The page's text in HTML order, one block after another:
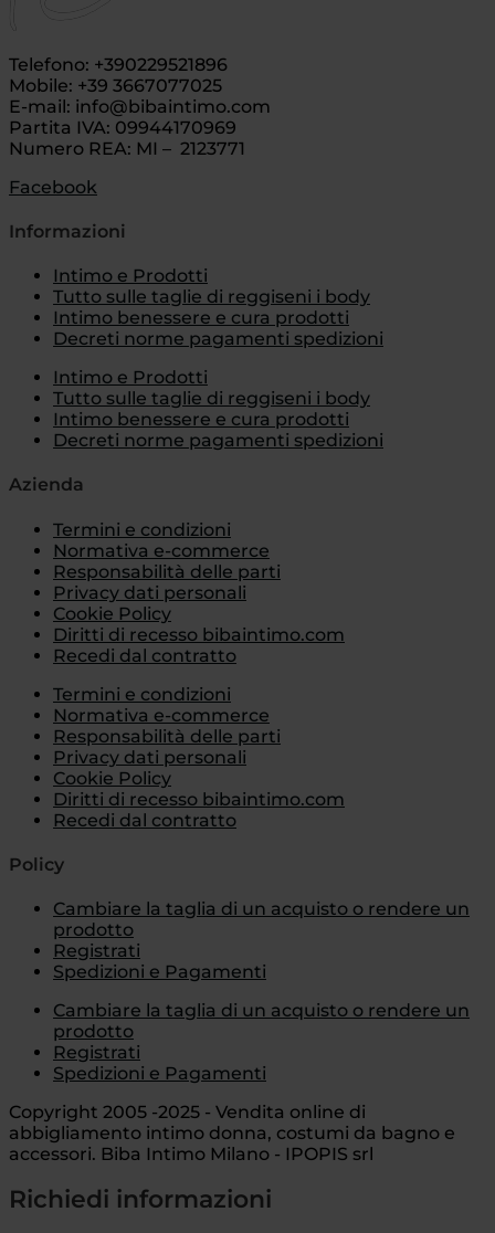
Telefono: +390229521896
Mobile: +39 3667077025
E-mail: info@bibaintimo.com
Partita IVA: 09944170969
Numero REA: MI – 2123771
Facebook
Informazioni
Intimo e Prodotti
Tutto sulle taglie di reggiseni i body
Intimo benessere e cura prodotti
Decreti norme pagamenti spedizioni
Intimo e Prodotti
Tutto sulle taglie di reggiseni i body
Intimo benessere e cura prodotti
Decreti norme pagamenti spedizioni
Azienda
Termini e condizioni
Normativa e-commerce
Responsabilità delle parti
Privacy dati personali
Cookie Policy
Diritti di recesso bibaintimo.com
Recedi dal contratto
Termini e condizioni
Normativa e-commerce
Responsabilità delle parti
Privacy dati personali
Cookie Policy
Diritti di recesso bibaintimo.com
Recedi dal contratto
Policy
Cambiare la taglia di un acquisto o rendere un
prodotto
Registrati
Spedizioni e Pagamenti
Cambiare la taglia di un acquisto o rendere un
prodotto
Registrati
Spedizioni e Pagamenti
Copyright 2005 -2025 - Vendita online di
abbigliamento intimo donna, costumi da bagno e
accessori. Biba Intimo Milano - IPOPIS srl
Richiedi informazioni